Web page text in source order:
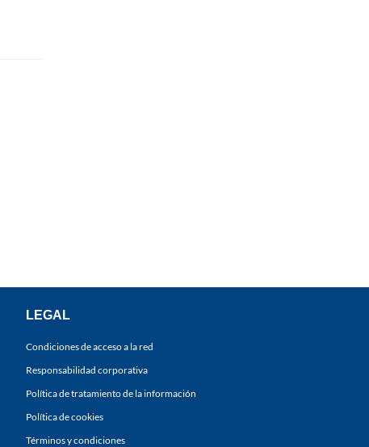
LEGAL
Condiciones de acceso a la red
Responsabilidad corporativa
Política de tratamiento de la información
Política de cookies
Términos y condiciones